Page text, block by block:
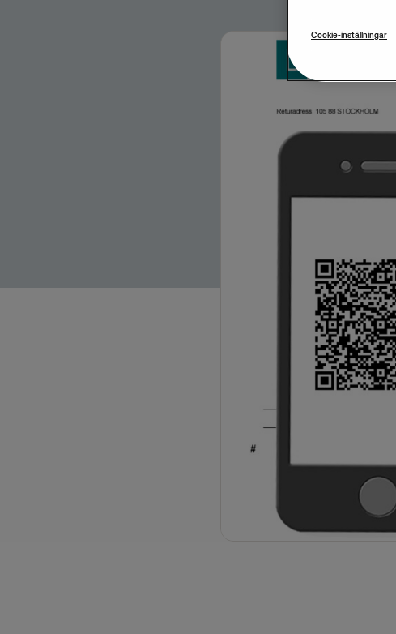
Cookie-inställningar